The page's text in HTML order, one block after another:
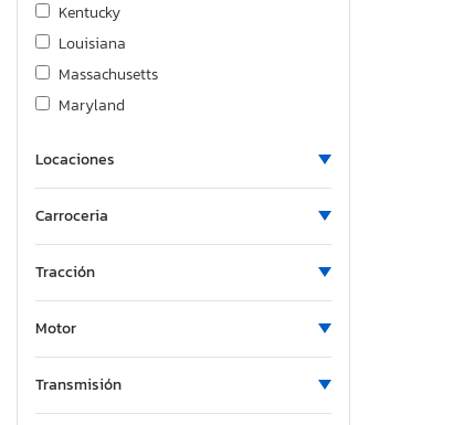
Kentucky
Louisiana
Massachusetts
Maryland
Minnesota
Mississippi
Nebraska
New Jersey
New Mexico
Locaciones
Carroceria
Tracción
Motor
Transmisión